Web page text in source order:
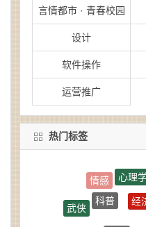
言情都市 · 青春校园
设计
软件操作
运营推广
热门标签
心理
武侠
科普
经
战争
编程